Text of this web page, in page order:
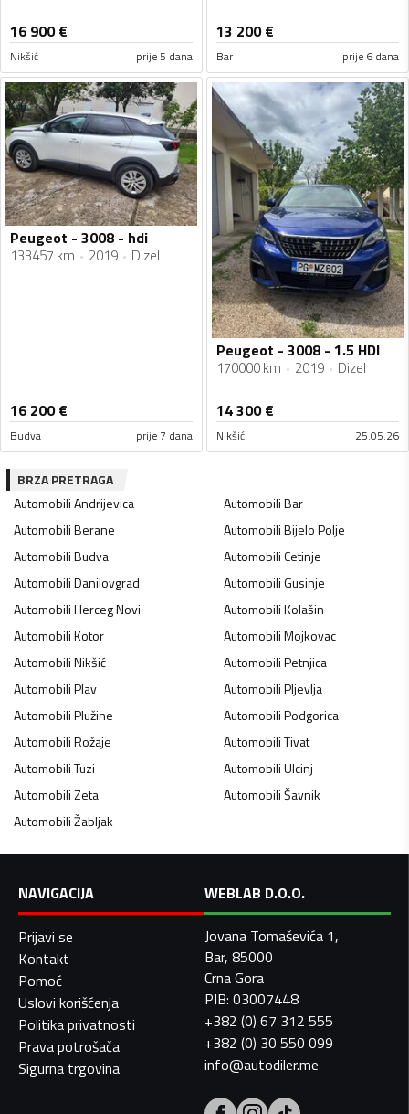
16 900€
Nikšić prije 5 dana
13 200€
Bar prije 6 dana
Peugeot - 3008 - hdi
133457 km 2019 Dizel
16 200€
Budva prije 7 dana
Peugeot - 3008 - 1.5 HDI
170000 km 2019 Dizel
14 300€
Nikšić 25.05.26
BRZA PRETRAGA
AutomobiliAndrijevica AutomobiliBar
AutomobiliBerane AutomobiliBijelo Polje
AutomobiliBudva AutomobiliCetinje
AutomobiliDanilovgrad AutomobiliGusinje
AutomobiliHerceg Novi AutomobiliKolašin
AutomobiliKotor AutomobiliMojkovac
AutomobiliNikšić AutomobiliPetnjica
AutomobiliPlav AutomobiliPljevlja
AutomobiliPlužine AutomobiliPodgorica
AutomobiliRožaje AutomobiliTivat
AutomobiliTuzi AutomobiliUlcinj
AutomobiliZeta AutomobiliŠavnik
AutomobiliŽabljak
NAVIGACIJA
Prijavi se
Kontakt
Pomoć
Uslovi korišćenja
Politika privatnosti
Prava potrošača
Sigurna trgovina
WEBLAB D.O.O.
Jovana Tomaševića 1,
Bar, 85000
Crna Gora
PIB: 03007448
+382 (0) 67 312 555
+382 (0) 30 550 099
info@autodiler.me